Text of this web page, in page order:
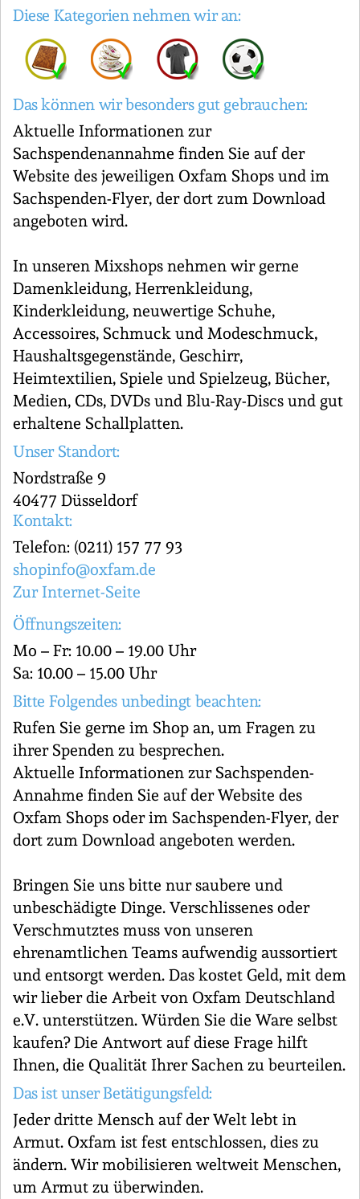
Diese Kategorien nehmen wir an:
Das können wir besonders gut gebrauchen:
Aktuelle Informationen zur
Sachspendenannahme finden Sie auf der
Website des jeweiligen Oxfam Shops und im
Sachspenden-Flyer, der dort zum Download
angeboten wird.
In unseren Mixshops nehmen wir gerne
Damenkleidung, Herrenkleidung,
Kinderkleidung, neuwertige Schuhe,
Accessoires, Schmuck und Modeschmuck,
Haushaltsgegenstände, Geschirr,
Heimtextilien, Spiele und Spielzeug, Bücher,
Medien, CDs, DVDs und Blu-Ray-Discs und gut
erhaltene Schallplatten.
Unser Standort:
Nordstraße 9
40477 Düsseldorf
Kontakt:
Telefon: (0211) 157 77 93
shopinfo@oxfam.de
Zur Internet-Seite
Öffnungszeiten:
Mo – Fr: 10.00 – 19.00 Uhr
Sa: 10.00 – 15.00 Uhr
Bitte Folgendes unbedingt beachten:
Rufen Sie gerne im Shop an, um Fragen zu
ihrer Spenden zu besprechen.
Aktuelle Informationen zur Sachspenden-
Annahme finden Sie auf der Website des
Oxfam Shops oder im Sachspenden-Flyer, der
dort zum Download angeboten werden.
Bringen Sie uns bitte nur saubere und
unbeschädigte Dinge. Verschlissenes oder
Verschmutztes muss von unseren
ehrenamtlichen Teams aufwendig aussortiert
und entsorgt werden. Das kostet Geld, mit dem
wir lieber die Arbeit von Oxfam Deutschland
e.V. unterstützen. Würden Sie die Ware selbst
kaufen? Die Antwort auf diese Frage hilft
Ihnen, die Qualität Ihrer Sachen zu beurteilen.
Das ist unser Betätigungsfeld:
Jeder dritte Mensch auf der Welt lebt in
Armut. Oxfam ist fest entschlossen, dies zu
ändern. Wir mobilisieren weltweit Menschen,
um Armut zu überwinden.